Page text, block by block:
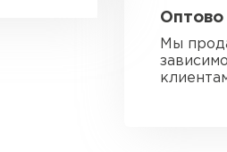
Оптово
Мы